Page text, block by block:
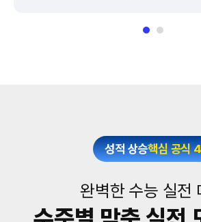
성적 상승핵심 공식 4
완벽한 수능 실전